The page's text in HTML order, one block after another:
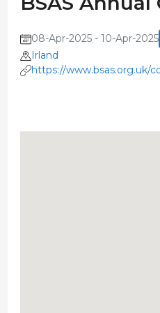
08-Apr-2025 - 10-Apr-2025
Irland
https://www.bsas.org.uk/